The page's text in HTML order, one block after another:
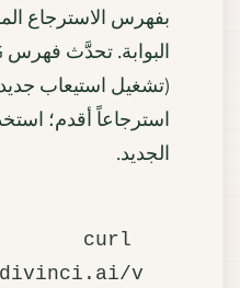
بفهرس الاسترجاع
(تشغيل استيعاب
استرجاعاً أقدم؛
الجديد.
curl
v